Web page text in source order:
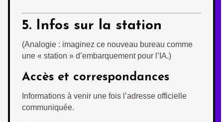
5. Infos sur la station
(Analogie : imaginez ce nouveau bureau comme
une « station » d’embarquement pour l’IA.)
Accès et correspondances
Informations à venir une fois l’adresse officielle
communiquée.